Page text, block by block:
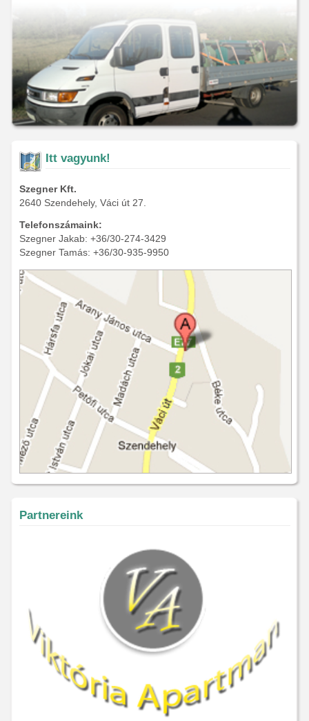
Itt vagyunk!
Szegner Kft.
2640 Szendehely, Váci út 27.
Telefonszámaink:
Szegner Jakab: +36/30-274-3429
Szegner Tamás: +36/30-935-9950
Partnereink